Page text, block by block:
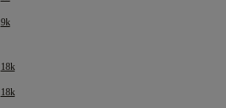
9k
18k
18k